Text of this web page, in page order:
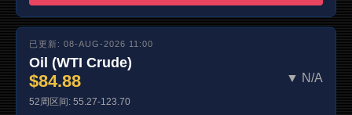
已更新: 08-AUG-2026 11:00
Oil (WTI Crude)
$84.88 ▼ N/A
52周区间: 55.27-123.70